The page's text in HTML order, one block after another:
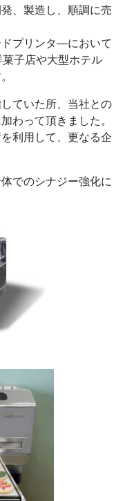
、製造し、順調に売
プリンタ―において
子店や大型ホテル
ていた所、当社との
わって頂きました。
利用して、更なる企
でのシナジー強化に